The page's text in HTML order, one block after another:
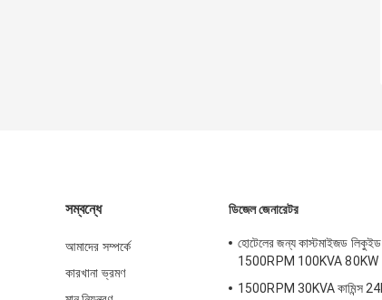
সম্বন্ধে
আমাদের সম্পর্কে
কারখানা ভ্রমণ
ডিজেল জেনারেটর
হোটেলের জন্য কাস্টমাইজড
1500RPM 100KVA 80KW
1500RPM 30KVA কামিন্স